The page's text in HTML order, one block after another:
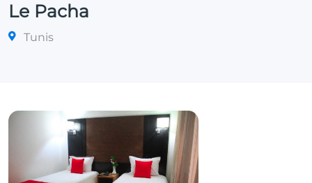
Le Pacha
Tunis